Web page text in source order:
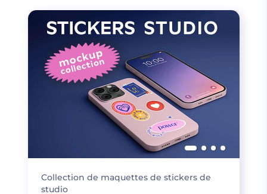
Collection de maquettes de stickers de
studio